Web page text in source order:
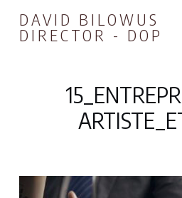
DAVID BILOWUS
DIRECTOR - DOP